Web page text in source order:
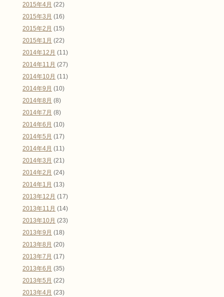
2015年4月 (22)
2015年3月 (16)
2015年2月 (15)
2015年1月 (22)
2014年12月 (11)
2014年11月 (27)
2014年10月 (11)
2014年9月 (10)
2014年8月 (8)
2014年7月 (8)
2014年6月 (10)
2014年5月 (17)
2014年4月 (11)
2014年3月 (21)
2014年2月 (24)
2014年1月 (13)
2013年12月 (17)
2013年11月 (14)
2013年10月 (23)
2013年9月 (18)
2013年8月 (20)
2013年7月 (17)
2013年6月 (35)
2013年5月 (22)
2013年4月 (23)